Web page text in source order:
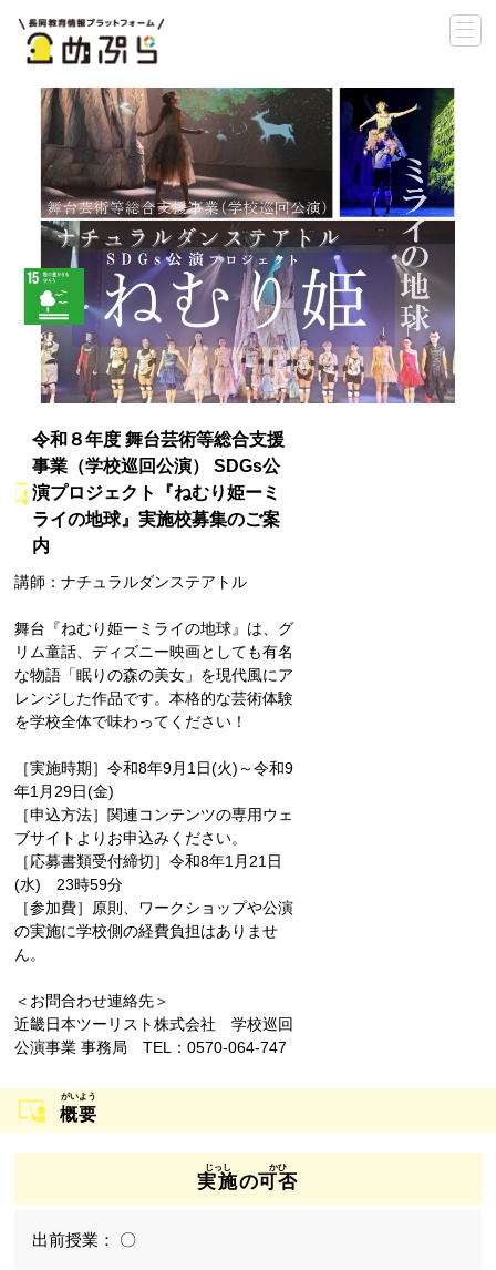
令和８年度 舞台芸術等総合支援
事業（学校巡回公演） SDGs公
演プロジェクト『ねむり姫ーミ
ライの地球』実施校募集のご案
内
講師：ナチュラルダンステアトル
舞台『ねむり姫ーミライの地球』は、グ
リム童話、ディズニー映画としても有名
な物語「眠りの森の美女」を現代風にア
レンジした作品です。本格的な芸術体験
を学校全体で味わってください！
［実施時期］令和8年9月1日(火)～令和9
年1月29日(金)
［申込方法］関連コンテンツの専用ウェ
ブサイトよりお申込みください。
［応募書類受付締切］令和8年1月21日
(水) 23時59分
［参加費］原則、ワークショップや公演
の実施に学校側の経費負担はありませ
ん。
＜お問合わせ連絡先＞
近畿日本ツーリスト株式会社 学校巡回
公演事業 事務局 TEL：0570-064-747
概要
実施の可否
〇